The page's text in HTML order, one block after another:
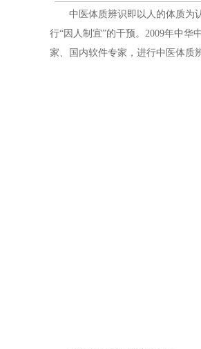
中医体质辨识即以人的体质为认
行“因人制宜”的干预。2009年中
家、国内软件专家，进行中医体质